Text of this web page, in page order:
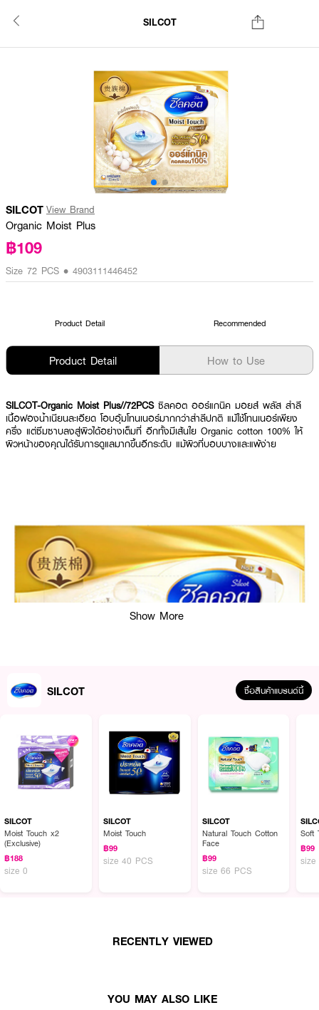
SILCOT
SILCOT View Brand
Organic Moist Plus
฿109
Size 72 PCS • 4903111446452
Product Detail Recommended
Product Detail How to Use
SILCOT-Organic Moist Plus//72PCS ซิลคอต ออร์แกนิค มอยส์ พลัส สำลี
เนื้อฟองน้ำเนียนละเอียด โอบอุ้มโทนเนอร์มากกว่าสำลีปกติ แม้ใช้โทนเนอร์เพียง
ครึ่ง แต่ซึมซาบลงสู่ผิวได้อย่างเต็มที่ อีกทั้งมีเส้นใย Organic cotton 100% ให้
ผิวหน้าของคุณได้รับการดูแลมากขึ้นอีกระดับ แม้ผิวที่บอบบางและแพ้ง่าย
ผลลัพธ์ที่ได้ :
สัมผัสที่เนียนนุ่มและอ่อนโยนเป็นพิเศษ ด้วยเส้นใยออร์แกนิคคอตตอน100% อีกทั้ง
ยังเป็นเนื้อฟองน้ำที่เพิ่มความชุ่มชื่นให้ผิว เหมาะสำหรับสาวอ่อนโยนที่รักการบำรุง
ผิว เผยผิวนุ่มสวยเป็นธรรมชาติ
● โอบอุ้มโทนเนอร์มากกว่าสำลีปกติ
เนื้อฟองน้ำที่เพิ่มความชุ่มชื่นให้ผิว
Show More
SILCOT ซื้อสินค้าแบรนด์นี้
SILCOT
Moist Touch x2
(Exclusive)
฿188
size 0
SILCOT
Moist Touch
฿99
size 40 PCS
SILCOT
Natural Touch Cotton
Face
฿99
size 66 PCS
Soft
฿99
size
RECENTLY VIEWED
YOU MAY ALSO LIKE